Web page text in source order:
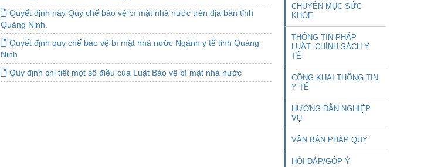
Quyết định này Quy chế bảo vệ bí mật nhà nước trên địa bàn tỉnh
Quảng Ninh.
Quyết định quy chế bảo vệ bí mật nhà nước Ngành y tế tỉnh Quảng
Ninh
Quy định chi tiết một số điều của Luật Bảo vệ bí mật nhà nước
CHUYÊN MỤC SỨC
KHỎE
THÔNG TIN PHÁP
LUẬT, CHÍNH SÁCH Y
TẾ
CÔNG KHAI THÔNG TIN
Y TẾ
HƯỚNG DẪN NGHIỆP
VỤ
VĂN BẢN PHÁP QUY
HỎI ĐÁP/GÓP Ý